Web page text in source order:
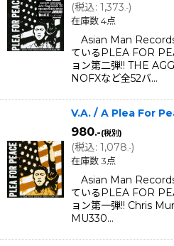
(税込: 1,373.-)
在庫数 4点
Asian Man
ているPLEA FOR
ョン第二弾!! THE
NOFXなど全52バ…
V.A. / A Plea For
980.-(税別)
(税込: 1,078.-)
在庫数 3点
Asian Man
ているPLEA FOR
ョン第一弾!! Chris
MU330…